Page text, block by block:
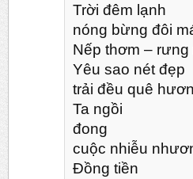
Trời đêm lạnh
nóng bừng đôi
Nếp thơm –
Yêu sao nét đẹp
trải đều quê
Ta ngồi
đong
cuộc nhiễu
Đồng tiền